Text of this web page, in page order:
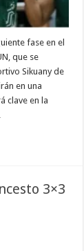
fase en el
que se
Sikuany de
en una
clave en la
3×3